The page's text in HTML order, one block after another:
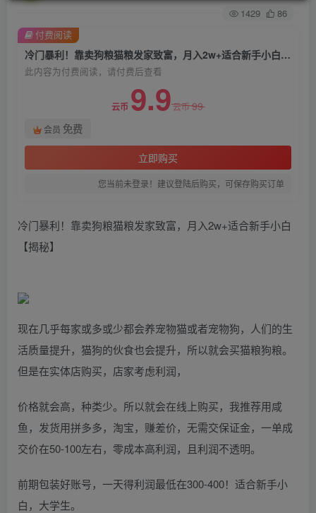
1429 86
冷门暴利！靠卖狗粮猫粮发家致富，月入2w+适合新手小白【揭秘】
此内容为付费阅读，请付费后查看
云币 9.9云币99
会员 免费
立即购买
您当前未登录！建议登陆后购买，可保存购买订单
付费阅读
冷门暴利！靠卖狗粮猫粮发家致富，月入2w+适合新手小白
【揭秘】
现在几乎每家或多或少都会养宠物猫或者宠物狗，人们的生
活质量提升，猫狗的伙食也会提升，所以就会买猫粮狗粮。
但是在实体店购买，店家考虑利润，
价格就会高，种类少。所以就会在线上购买，我推荐用咸
鱼，发货用拼多多，淘宝，赚差价，无需交保证金，一单成
交价在50-100左右，零成本高利润，且利润不透明。
前期包装好账号，一天得利润最低在300-400！适合新手小
白，大学生。